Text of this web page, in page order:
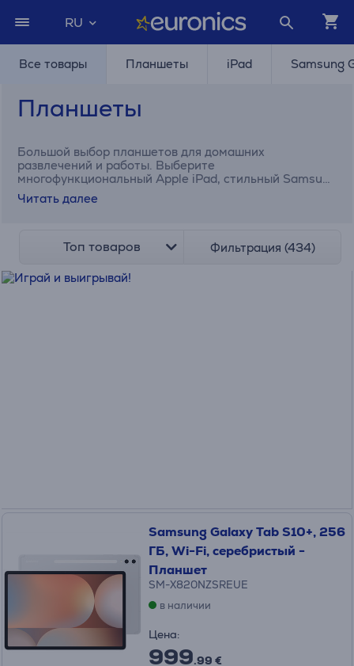
RU
Все товары Планшеты iPad Samsung
Планшеты
Большой выбор планшетов для домашних
развлечений и работы. Выберите
многофункциональный Apple iPad, стильный Samsung
Galaxy Tab или недорогой Lenovo. Экраны самых
разных размеров – от карманной модели 7" до очень
Читать далее
Топ товаров Фильтрация (434)
Samsung Galaxy Tab S10+, 256
ГБ, Wi-Fi, серебристый -
Планшет
SM-X820NZSREUE
в наличии
Цена:
999.99 €